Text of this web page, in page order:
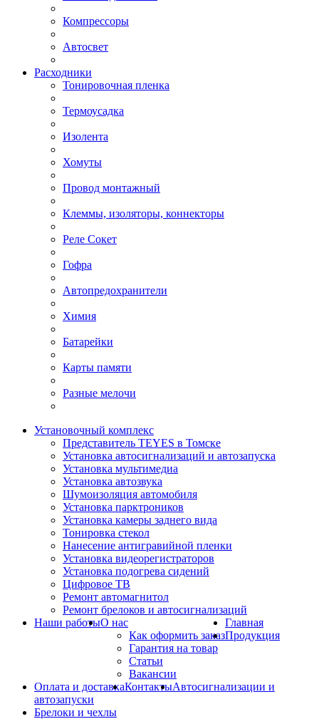
Компрессоры
Автосвет
Расходники
Тонировочная пленка
Термоусадка
Изолента
Хомуты
Провод монтажный
Клеммы, изоляторы, коннекторы
Реле Сокет
Гофра
Автопредохранители
Химия
Батарейки
Карты памяти
Разные мелочи
Установочный комплекс
Представитель TEYES в Томске
Установка автосигнализаций и автозапуска
Установка мультимедиа
Установка автозвука
Шумоизоляция автомобиля
Установка парктроников
Установка камеры заднего вида
Тонировка стекол
Нанесение антигравийной пленки
Установка видеорегистраторов
Установка подогрева сидений
Цифровое ТВ
Ремонт автомагнитол
Ремонт брелоков и автосигнализаций
Наши работыО нас
Как оформить заказ
Гарантия на товар
Статьи
Вакансии
Оплата и доставкаКонтакты
Главная
Продукция
Автосигнализации и
автозапуски
Брелоки и чехлы